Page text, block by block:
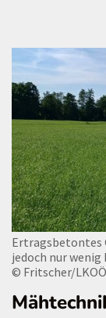
Ertragsbetontes
jedoch nur
© Fritscher/LKOÖ